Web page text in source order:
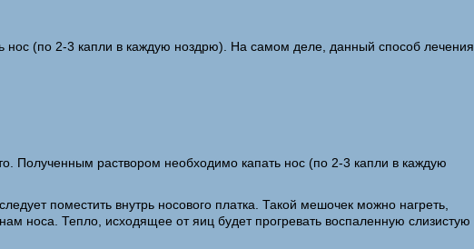
нос (по 2-3 капли в каждую ноздрю). На самом деле, данный способ лечения
Полученным раствором необходимо капать нос (по 2-3 капли в каждую
поместить внутрь носового платка. Такой мешочек можно нагреть,
носа. Тепло, исходящее от яиц будет прогревать воспаленную слизистую